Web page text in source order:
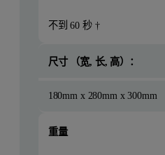
不到 60 秒 †
尺寸 （宽, 长, 高）：
180mm x 280mm x 300mm
重量